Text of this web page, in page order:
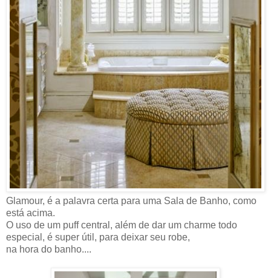
Glamour, é a palavra certa para uma Sala de Banho, como
está acima.
O uso de um puff central, além de dar um charme todo
especial, é super útil, para deixar seu robe,
na hora do banho....